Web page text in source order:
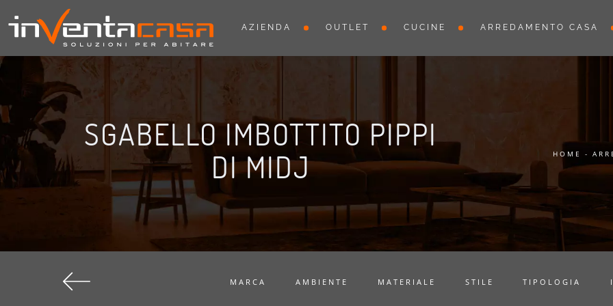
AZIENDA OUTLET CUCINE ARREDAMENTO CASA
SGABELLO IMBOTTITO PIPPI
DI MIDJ
HOME -
MARCA AMBIENTE MATERIALE STILE TIPOLOGIA